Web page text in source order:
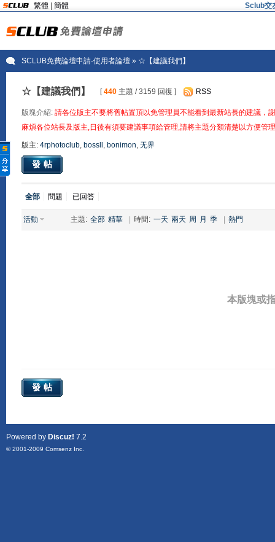
繁體 簡體 Sclub交
SCLUB免費論壇申請-使用者論壇» ☆【建議我們】
☆【建議我們】 [440主題 / 3159 回復 ] RSS
版塊介紹: 請各位版主不要將舊帖置頂以免管理員不能看到最新站長的建議，
麻煩各位站長及版主,日後有須要建議事項給管理,請將主題分類清楚以方便管
版主: 4rphotoclub, bossll , bonimon, 无界
發帖
全部 問題 已回答
活動 主題: 全部 精華 時間: 一天 兩天 周 月 季 熱門
本版塊或
發帖
Powered by Discuz! 7.2
© 2001-2009 Comsenz Inc.